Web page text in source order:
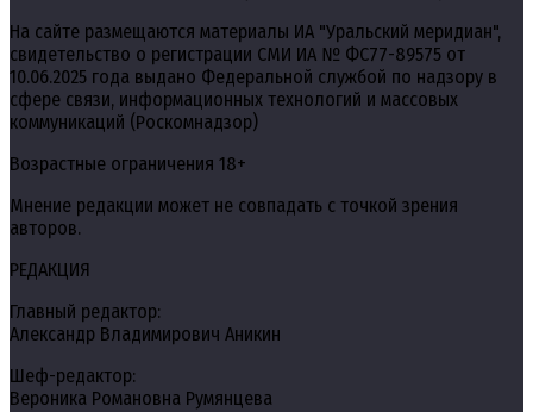
На сайте размещаются материалы ИА "Уральский меридиан",
свидетельство о регистрации СМИ ИА № ФС77-89575 от
10.06.2025 года выдано Федеральной службой по надзору в
сфере связи, информационных технологий и массовых
коммуникаций (Роскомнадзор)
Возрастные ограничения 18+
Мнение редакции может не совпадать с точкой зрения
авторов.
РЕДАКЦИЯ
Главный редактор:
Александр Владимирович Аникин
Шеф-редактор:
Вероника Романовна Румянцева